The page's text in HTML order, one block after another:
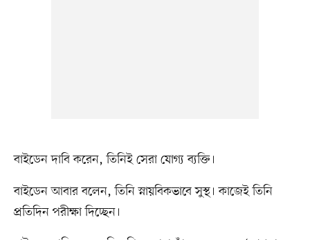
বাইডেন দাবি করেন, তিনিই সেরা যোগ্য ব্যক্তি।
বাইডেন আবার বলেন, তিনি স্নায়বিকভাবে সুস্থ। কাজেই তিনি
প্রতিদিন পরীক্ষা দিচ্ছেন।